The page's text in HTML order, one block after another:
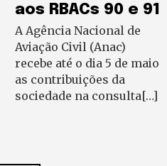
aos RBACs 90 e 91
A Agência Nacional de
Aviação Civil (Anac)
recebe até o dia 5 de maio
as contribuições da
sociedade na consulta[…]